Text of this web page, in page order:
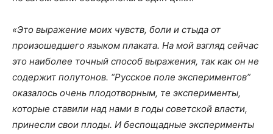
«Это выражение моих чувств, боли и стыда от
произошедшего языком плаката. На мой взгляд сейчас
это наиболее точный способ выражения, так как он не
содержит полутонов. “Русское поле экспериментов”
оказалось очень плодотворным, те эксперименты,
которые ставили над нами в годы советской власти,
принесли свои плоды. И беспощадные эксперименты